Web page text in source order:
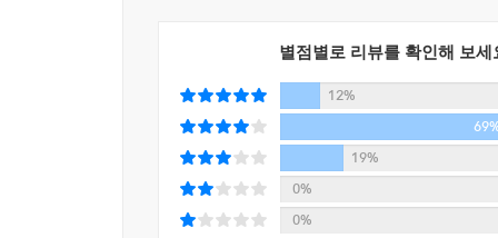
별점별로 리뷰를 확인해 보세
12%
19%
0%
0%